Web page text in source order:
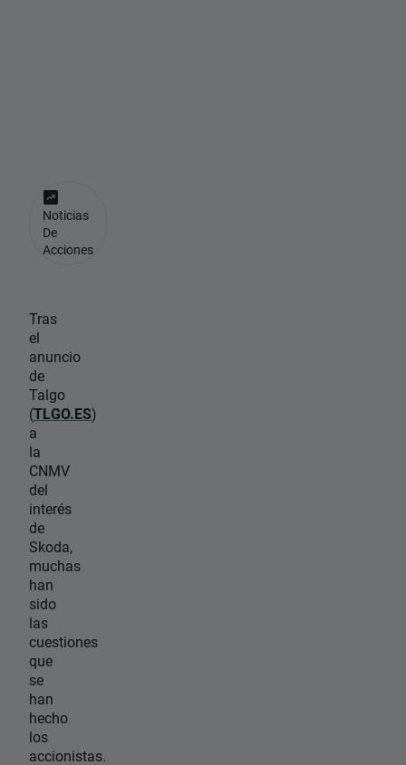
Tras
el
anuncio
de
Talgo
(TLGO.ES)
a
la
CNMV
del
interés
de
Skoda,
muchas
han
sido
las
cuestiones
que
se
han
hecho
los
accionistas.
Noticias
De
Acciones